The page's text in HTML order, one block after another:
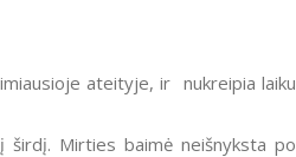
širdį. Mirties baimė neišnyksta po